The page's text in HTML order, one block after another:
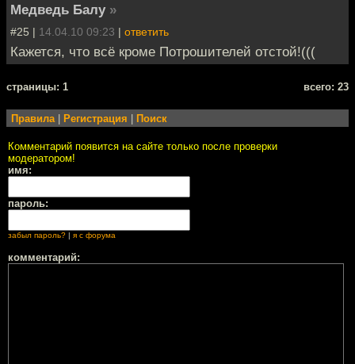
Медведь Балу »
#25 | 14.04.10 09:23 | ответить
Кажется, что всё кроме Потрошителей отстой!(((
cтраницы: 1 всего: 23
Правила Регистрация Поиск
Комментарий появится на сайте только после проверки
модератором!
имя:
пароль:
забыл пароль? | я с форума
комментарий: